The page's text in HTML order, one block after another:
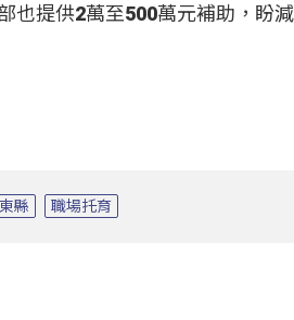
也提供2萬至500萬元補助，盼
縣 職場托育